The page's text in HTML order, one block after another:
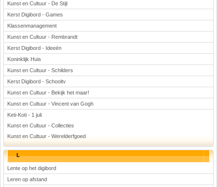
Kunst en Cultuur - De Stijl
Kerst Digibord - Games
Klassenmanagement
Kunst en Cultuur - Rembrandt
Kerst Digibord - Ideeën
Koninklijk Huis
Kunst en Cultuur - Schilders
Kerst Digibord - Schooltv
Kunst en Cultuur - Bekijk het maar!
Kunst en Cultuur - Vincent van Gogh
Keti-Koti - 1 juli
Kunst en Cultuur - Collecties
Kunst en Cultuur - Werelderfgoed
L
Lente op het digibord
Leren op afstand